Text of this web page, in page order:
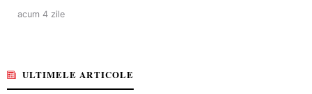
acum 4 zile
ULTIMELE ARTICOLE